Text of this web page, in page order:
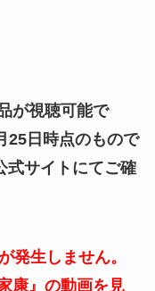
が視聴可能で
25日時点のもので
式サイトにてご確
発生しません。
康』の動画を見